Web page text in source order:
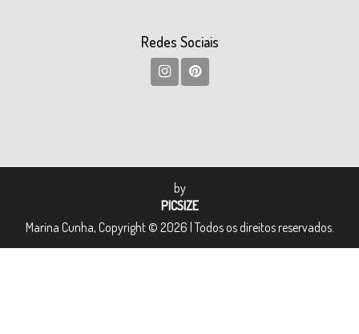
Redes Sociais
by
PICSIZE
Marina Cunha, Copyright © 2026 | Todos os direitos reservados.